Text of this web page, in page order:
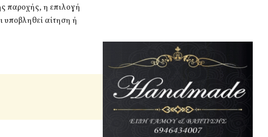
παροχής, η επιλογή
υποβληθεί αίτηση ή